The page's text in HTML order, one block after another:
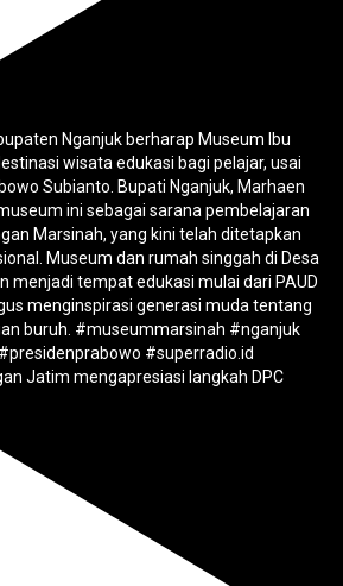
Jatim mengapresiasi langkah DPC